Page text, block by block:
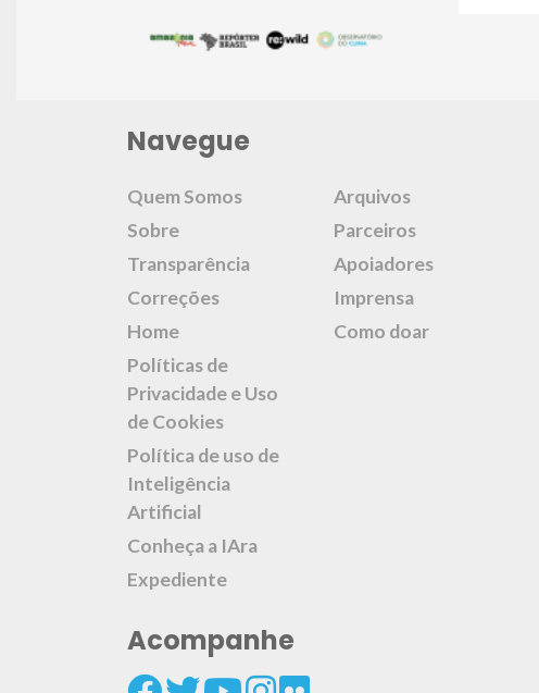
Navegue
Quem Somos
Sobre
Transparência
Correções
Home
Políticas de
Privacidade e Uso
de Cookies
Política de uso de
Inteligência
Artificial
Conheça a IAra
Expediente
Arquivos
Parceiros
Apoiadores
Imprensa
Como doar
Acompanhe